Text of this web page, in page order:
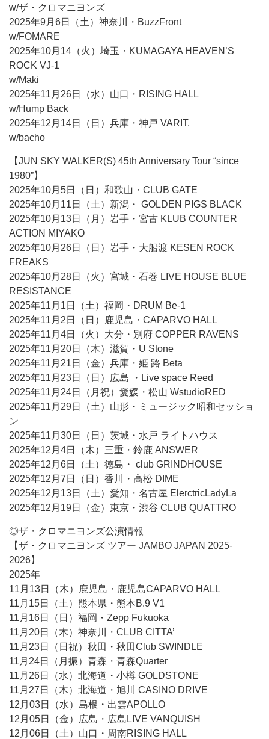
w/ザ・クロマニヨンズ
2025年9月6日（土）神奈川・BuzzFront
w/FOMARE
2025年10月14（火）埼玉・KUMAGAYA HEAVEN’S
ROCK VJ-1
w/Maki
2025年11月26日（水）山口・RISING HALL
w/Hump Back
2025年12月14日（日）兵庫・神戸 VARIT.
w/bacho
【JUN SKY WALKER(S) 45th Anniversary Tour “since
1980”】
2025年10月5日（日）和歌山・CLUB GATE
2025年10月11日（土）新潟・ GOLDEN PIGS BLACK
2025年10月13日（月）岩手・宮古 KLUB COUNTER
ACTION MIYAKO
2025年10月26日（日）岩手・大船渡 KESEN ROCK
FREAKS
2025年10月28日（火）宮城・石巻 LIVE HOUSE BLUE
RESISTANCE
2025年11月1日（土）福岡・DRUM Be-1
2025年11月2日（日）鹿児島・CAPARVO HALL
2025年11月4日（火）大分・別府 COPPER RAVENS
2025年11月20日（木）滋賀・U Stone
2025年11月21日（金）兵庫・姫 路 Beta
2025年11月23日（日）広島 ・Live space Reed
2025年11月24日（月祝）愛媛・松山 WstudioRED
2025年11月29日（土）山形・ミュージック昭和セッショ
ン
2025年11月30日（日）茨城・水戸 ライトハウス
2025年12月4日（木）三重・鈴鹿 ANSWER
2025年12月6日（土）徳島・ club GRINDHOUSE
2025年12月7日（日）香川・高松 DIME
2025年12月13日（土）愛知・名古屋 ElerctricLadyLa
2025年12月19日（金）東京・渋谷 CLUB QUATTRO
◎ザ・クロマニヨンズ公演情報
【ザ・クロマニヨンズ ツアー JAMBO JAPAN 2025-
2026】
2025年
11月13日（木）鹿児島・鹿児島CAPARVO HALL
11月15日（土）熊本県・熊本B.9 V1
11月16日（日）福岡・Zepp Fukuoka
11月20日（木）神奈川・CLUB CITTA’
11月23日（日祝）秋田・秋田Club SWINDLE
11月24日（月振）青森・青森Quarter
11月26日（水）北海道・小樽 GOLDSTONE
11月27日（木）北海道・旭川 CASINO DRIVE
12月03日（水）島根・出雲APOLLO
12月05日（金）広島・広島LIVE VANQUISH
12月06日（土）山口・周南RISING HALL